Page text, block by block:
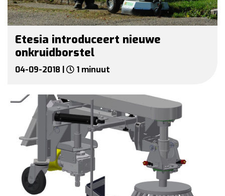
Etesia introduceert nieuwe
onkruidborstel
04-09-2018 | 1 minuut